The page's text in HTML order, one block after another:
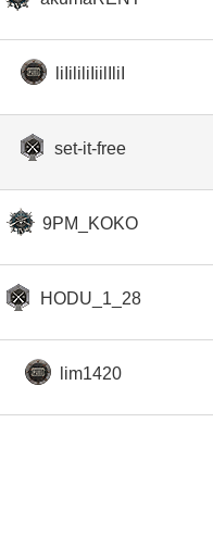
liIililiIiilIliI
set-it-free
9PM_KOKO
HODU_1_28
lim1420